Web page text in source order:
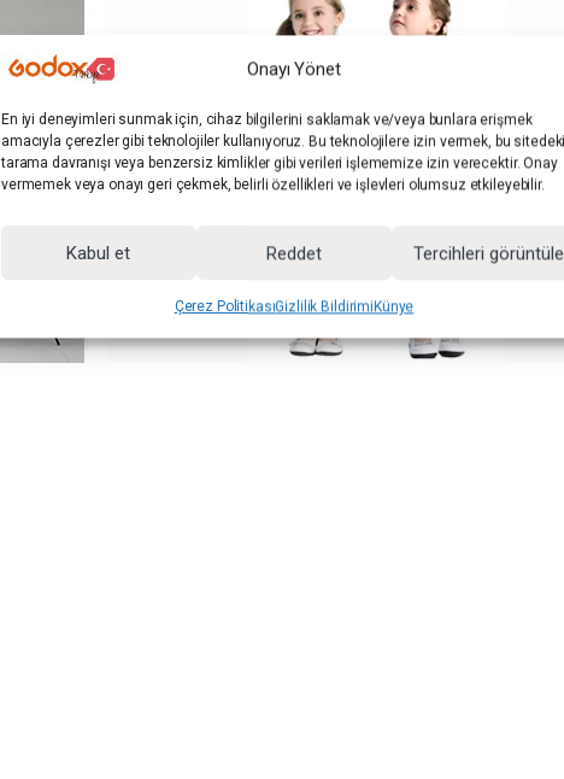
Onayı Yönet
En iyi deneyimleri sunmak için, cihaz bilgilerini saklamak ve/veya bunlara erişmek
amacıyla çerezler gibi teknolojiler kullanıyoruz. Bu teknolojilere izin vermek, bu
tarama davranışı veya benzersiz kimlikler gibi verileri işlememize izin verecektir. Onay
vermemek veya onayı geri çekmek, belirli özellikleri ve işlevleri olumsuz etkileyebilir.
Kabul et Reddet Tercihleri görüntüle
Çerez PolitikasıGizlilik BildirimiKünye